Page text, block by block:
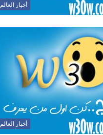
أخبار العالم
أخبار العالم